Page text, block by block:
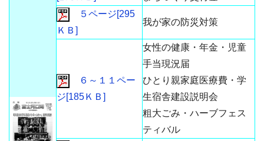
５ページ[295
ＫＢ]
我が家の防災対策
６～１１ペー
ジ[185ＫＢ]
女性の健康・年金・児童
手当現況届
ひとり親家庭医療費・学
生宿舎建設説明会
粗大ごみ・ハーブフェス
ティバル